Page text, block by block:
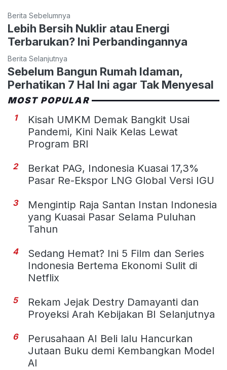
Berita Sebelumnya
Lebih Bersih Nuklir atau Energi
Terbarukan? Ini Perbandingannya
Berita Selanjutnya
Sebelum Bangun Rumah Idaman,
Perhatikan 7 Hal Ini agar Tak Menyesal
MOST POPULAR
1
Kisah UMKM Demak Bangkit Usai
Pandemi, Kini Naik Kelas Lewat
Program BRI
2
Berkat PAG, Indonesia Kuasai 17,3%
Pasar Re-Ekspor LNG Global Versi IGU
3
Mengintip Raja Santan Instan Indonesia
yang Kuasai Pasar Selama Puluhan
Tahun
4
Sedang Hemat? Ini 5 Film dan Series
Indonesia Bertema Ekonomi Sulit di
Netflix
5
Rekam Jejak Destry Damayanti dan
Proyeksi Arah Kebijakan BI Selanjutnya
6
Perusahaan AI Beli lalu Hancurkan
Jutaan Buku demi Kembangkan Model
AI